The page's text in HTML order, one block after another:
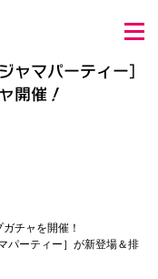
ャマパーティー］
開催！
チャを開催！
パーティー］が新登場＆排